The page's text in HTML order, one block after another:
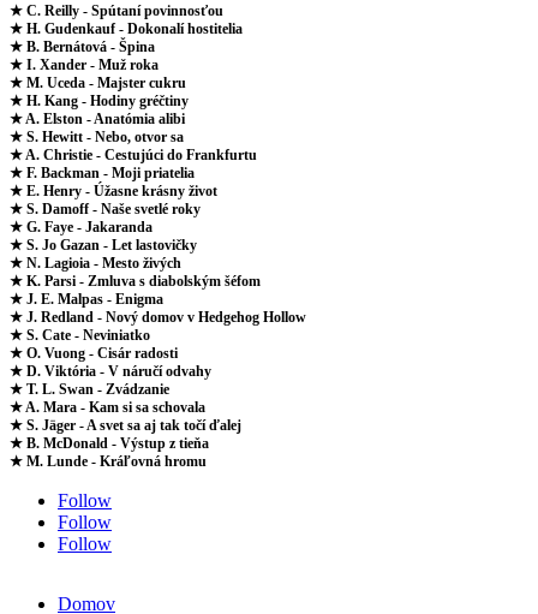
★ C. Reilly - Spútaní povinnosťou
★ H. Gudenkauf - Dokonalí hostitelia
★ B. Bernátová - Špina
★ I. Xander - Muž roka
★ M. Uceda - Majster cukru
★ H. Kang - Hodiny gréčtiny
★ A. Elston - Anatómia alibi
★ S. Hewitt - Nebo, otvor sa
★ A. Christie - Cestujúci do Frankfurtu
★ F. Backman - Moji priatelia
★ E. Henry - Úžasne krásny život
★ S. Damoff - Naše svetlé roky
★ G. Faye - Jakaranda
★ S. Jo Gazan - Let lastovičky
★ N. Lagioia - Mesto živých
★ K. Parsi - Zmluva s diabolským šéfom
★ J. E. Malpas - Enigma
★ J. Redland - Nový domov v Hedgehog Hollow
★ S. Cate - Neviniatko
★ O. Vuong - Cisár radosti
★ D. Viktória - V náručí odvahy
★ T. L. Swan - Zvádzanie
★ A. Mara - Kam si sa schovala
★ S. Jäger - A svet sa aj tak točí ďalej
★ B. McDonald - Výstup z tieňa
★ M. Lunde - Kráľovná hromu
Follow
Follow
Follow
Domov